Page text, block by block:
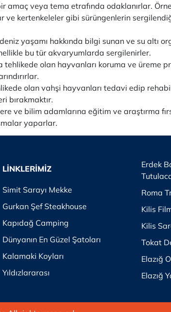
amaç veya tema etrafında odaklanırlar.
ve kertenkeleler gibi sürüngenlerin
yaşamı hakkında bilgi sunan ve su altı
bu tür akvaryumlarda sergilenirler.
olan hayvanları koruma ve üreme
olan vahşi hayvanları tedavi edip
bırakmaktır.
ve bilim adamlarına eğitim ve araştırma
yaparlar.
LİNKLERİMİZ
Simit Sarayı Mekke
Gurkan Şef Steakhouse
Kapıdağ Camping
Dünyanın En Güzel Şatoları
Kalamaki Koyları
Yıldızlararası
Erdek
Roma
Kilis
Kilis
Tokat
Elazığ
Elazığ